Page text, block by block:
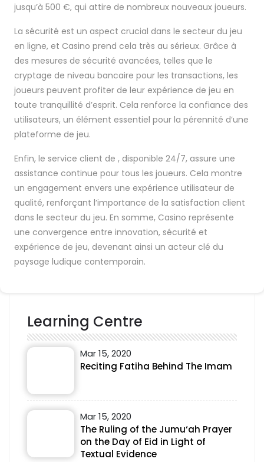
jusqu’à 500 €, qui attire de nombreux nouveaux joueurs.
La sécurité est un aspect crucial dans le secteur du jeu
en ligne, et Casino prend cela très au sérieux. Grâce à
des mesures de sécurité avancées, telles que le
cryptage de niveau bancaire pour les transactions, les
joueurs peuvent profiter de leur expérience de jeu en
toute tranquillité d’esprit. Cela renforce la confiance des
utilisateurs, un élément essentiel pour la pérennité d’une
plateforme de jeu.
Enfin, le service client de , disponible 24/7, assure une
assistance continue pour tous les joueurs. Cela montre
un engagement envers une expérience utilisateur de
qualité, renforçant l’importance de la satisfaction client
dans le secteur du jeu. En somme, Casino représente
une convergence entre innovation, sécurité et
expérience de jeu, devenant ainsi un acteur clé du
paysage ludique contemporain.
Learning Centre
Mar 15, 2020
Reciting Fatiha Behind The Imam
Mar 15, 2020
The Ruling of the Jumu‘ah Prayer
on the Day of Eid in Light of
Textual Evidence